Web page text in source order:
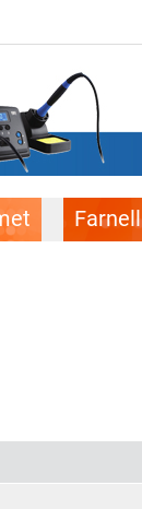
Farnell